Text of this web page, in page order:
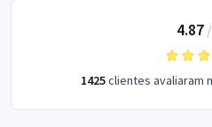
4.87/
1425clientes avaliaram